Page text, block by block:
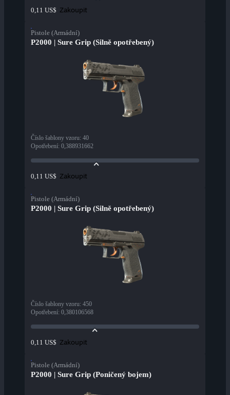
0,11 US$ Zakoupit
Pistole (Armádní)
P2000 | Sure Grip (Silně opotřebený)
Číslo šablony vzoru: 40
Opotřebení: 0,388931662
0,11 US$ Zakoupit
Pistole (Armádní)
P2000 | Sure Grip (Silně opotřebený)
Číslo šablony vzoru: 450
Opotřebení: 0,380106568
0,11 US$ Zakoupit
Pistole (Armádní)
P2000 | Sure Grip (Poničený bojem)